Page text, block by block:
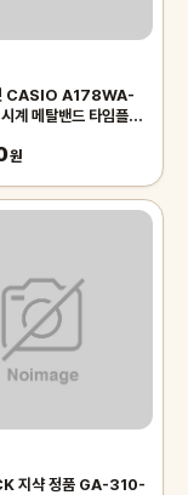
CASIO A178WA-
계 메탈밴드 타임플래
드
원
정품 GA-310-